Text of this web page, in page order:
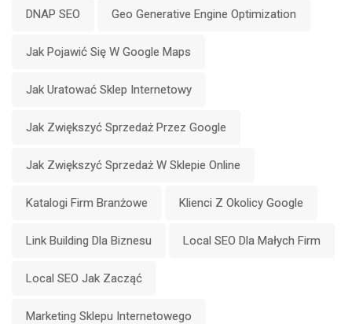
DNAP SEO Geo Generative Engine Optimization
Jak Pojawić Się W Google Maps
Jak Uratować Sklep Internetowy
Jak Zwiększyć Sprzedaż Przez Google
Jak Zwiększyć Sprzedaż W Sklepie Online
Katalogi Firm Branżowe Klienci Z Okolicy Google
Link Building Dla Biznesu Local SEO Dla Małych Firm
Local SEO Jak Zacząć
Marketing Sklepu Internetowego